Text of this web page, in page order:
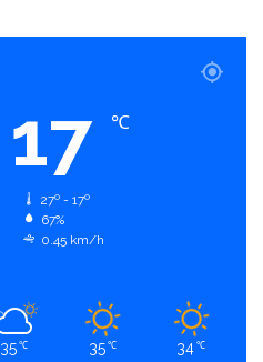
17 ℃
27º - 17º
67%
0.45 km/h
35 ℃ 35 ℃ 34 ℃